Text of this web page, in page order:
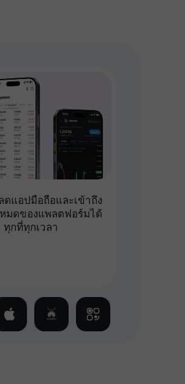
ดแอปมือถือและเข้าถึง
หมดของแพลตฟอร์มได้
ทุกที่ทุกเวลา